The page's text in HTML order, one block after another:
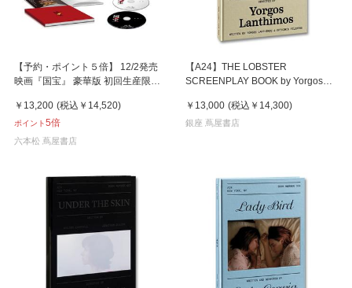
【予約・ポイント５倍】 12/2発売
映画『国宝』 豪華版 初回生産限定
￥13,200 (税込 ￥14,520)
ポイント5倍
六本松 蔦屋書店
【A24】THE LOBSTER
SCREENPLAY BOOK by Yorgos
ヨルゴス・ランティモス 作品集
￥13,000 (税込 ￥14,300)
銀座 蔦屋書店